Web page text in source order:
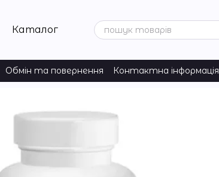
Каталог
Обмін та повернення Контактна інформація